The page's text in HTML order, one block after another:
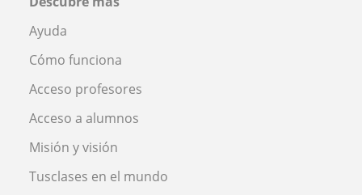
Ayuda
Cómo funciona
Acceso profesores
Acceso a alumnos
Misión y visión
Tusclases en el mundo